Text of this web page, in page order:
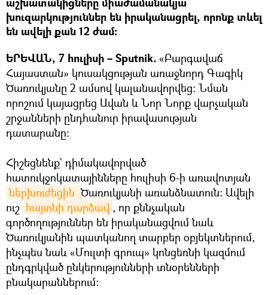
խուզարկություններ են իրականացրել, որոնք տևել
են ավելի քան 12 ժամ։
ԵՐԵՎԱՆ, 7 հուլիսի – Sputnik. «Բարգավաճ
Հայաստան» կուսակցության առաջնորդ Գագիկ
Ծառուկյանը 2 ամսով կալանավորվեց։ Նման
որոշում կայացրեց Ավան և Նոր Նորք վարչական
շրջանների ընդհանուր իրավասության
դատարանը։
Հիշեցնենք` դիմակավորված
հատուկջոկատայինները հուլիսի 6-ի առավոտյան
ներխուժեցին Ծառուկյանի առանձնատուն: Ավելի
ուշ հայտնի դարձավ , որ քննչական
գործողություններ են իրականացվում նաև
Ծառուկյանին պատկանող տարբեր օբյեկտներում,
ինչպես նաև «Մուլտի գրուպ» կոնցեռնի կազմում
ընդգրկված ընկերությունների տնօրենների
բնակարաններում։